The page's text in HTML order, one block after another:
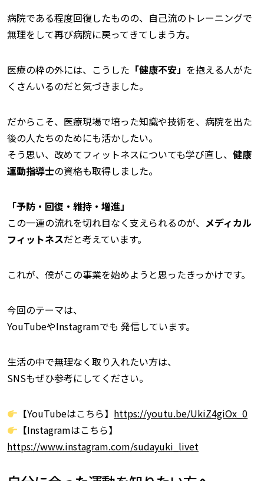
病院である程度回復したものの、自己流のトレーニングで
無理をして再び病院に戻ってきてしまう方。
医療の枠の外には、こうした 「健康不安」 を抱える人がた
くさんいるのだと気づきました。
だからこそ、医療現場で培った知識や技術を、病院を出た
後の人たちのためにも活かしたい。
そう思い、改めてフィットネスについても学び直し、 健康
運動指導士の資格も取得しました。
「予防・回復・維持・増進」
この一連の流れを切れ目なく支えられるのが、 メディカル
フィットネスだと考えています。
これが、僕がこの事業を始めようと思ったきっかけです。
今回のテーマは、
YouTubeやInstagramでも 発信しています。
生活の中で無理なく取り入れたい方は、
SNSもぜひ参考にしてください。
【YouTubeはこちら】 https://youtu.be/UkiZ4giOx_0
【Instagramはこちら】
https://www.instagram.com/sudayuki_livet